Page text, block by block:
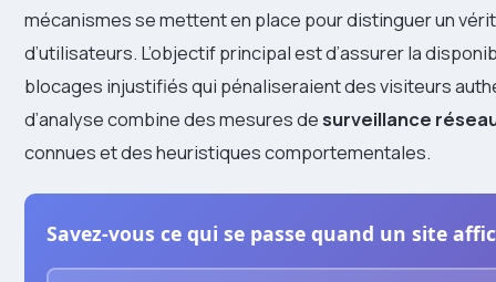
mécanismes se mettent en place pour distinguer un
d’utilisateurs. L’objectif principal est d’assurer la
blocages injustifiés qui pénaliseraient des visiteurs
d’analyse combine des mesures desurveillance
connues et des heuristiques comportementales.
Savez-vous ce qui se passe quand un site